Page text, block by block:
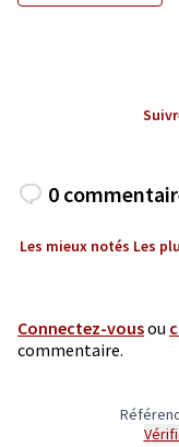
0
Les mieux notés Les
Connectez-vousou
commentaire.